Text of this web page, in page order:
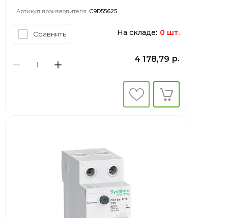
Артикул производителя C9D55625
Сравнить На складе: 0 шт.
4 178,79 р.